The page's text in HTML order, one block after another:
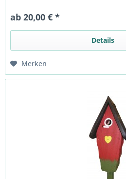
ab 20,00 € *
Details
Merken